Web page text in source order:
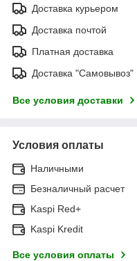
Доставка курьером
Доставка почтой
Платная доставка
Доставка "Самовывоз"
Все условия доставки
Условия оплаты
Наличными
Безналичный расчет
Kaspi Red+
Kaspi Kredit
Все условия оплаты